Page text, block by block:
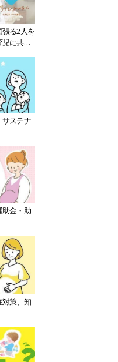
る2人を
に共感
サステナ
助金・助
対策、知